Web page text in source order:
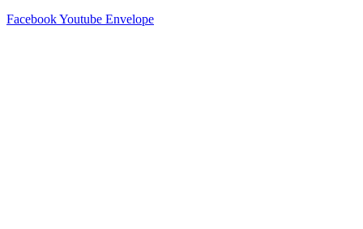
FacebookYoutube Envelope